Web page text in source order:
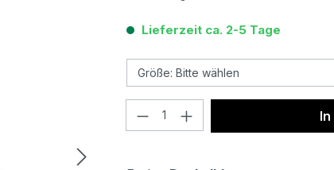
Lieferzeit ca. 2-5 Tage
Produkt Anzahl: Gib